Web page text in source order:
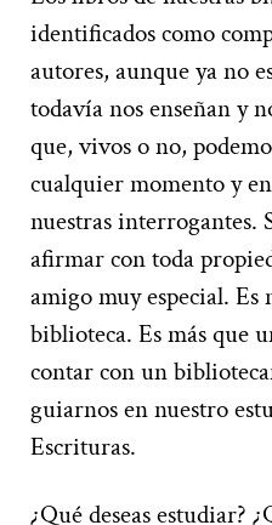
identificados como
autores, aunque ya no
todavía nos enseñan y
que, vivos o no,
cualquier momento y
nuestras interrogantes.
afirmar con toda
amigo muy especial.
biblioteca. Es más que
contar con un
guiarnos en nuestro
Escrituras.
¿Qué deseas estudiar?